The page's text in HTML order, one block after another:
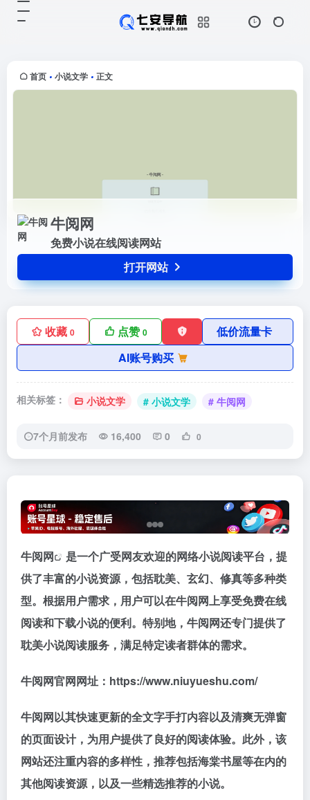
首页 • 小说文学 • 正文
牛阅网
免费小说在线阅读网站
打开网站
收藏 0 点赞0
低价流量卡
AI账号购买
相关标签： 小说文学 # 小说文学 # 牛阅网
7个月前发布 16,400 0 0
牛阅网
是一个广受网友欢迎的网络小说阅读平台，提
供了丰富的小说资源，包括耽美、玄幻、修真等多种类
型。根据用户需求，用户可以在牛阅网上享受免费在线
阅读和下载小说的便利。特别地，牛阅网还专门提供了
耽美小说阅读服务，满足特定读者群体的需求。
牛阅网官网网址：https://www.niuyueshu.com/
牛阅网以其快速更新的全文字手打内容以及清爽无弹窗
的页面设计，为用户提供了良好的阅读体验。此外，该
网站还注重内容的多样性，推荐包括海棠书屋等在内的
其他阅读资源，以及一些精选推荐的小说。